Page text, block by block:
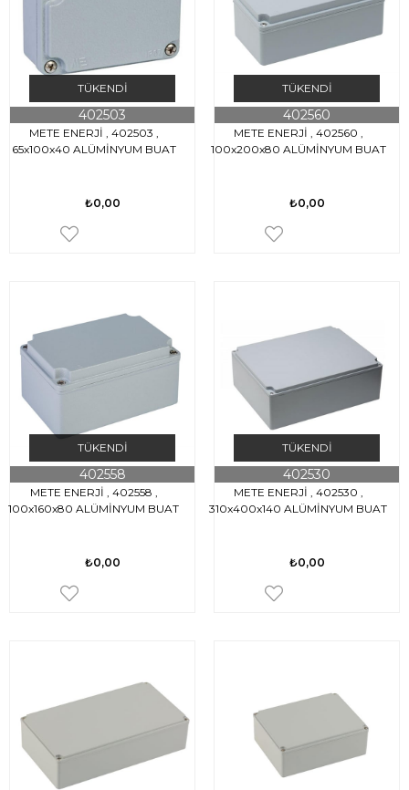
TÜKENDI
METE ENERJİ , 402503 ,
65x100x40 ALÜMİNYUM BUAT
402503
₺0,00
TÜKENDI
METE ENERJİ , 402560 ,
100x200x80 ALÜMİNYUM BUAT
402560
₺0,00
TÜKENDI
METE ENERJİ , 402558 ,
100x160x80 ALÜMİNYUM BUAT
402558
₺0,00
TÜKENDI
METE ENERJİ , 402530 ,
310x400x140 ALÜMİNYUM BUAT
402530
₺0,00